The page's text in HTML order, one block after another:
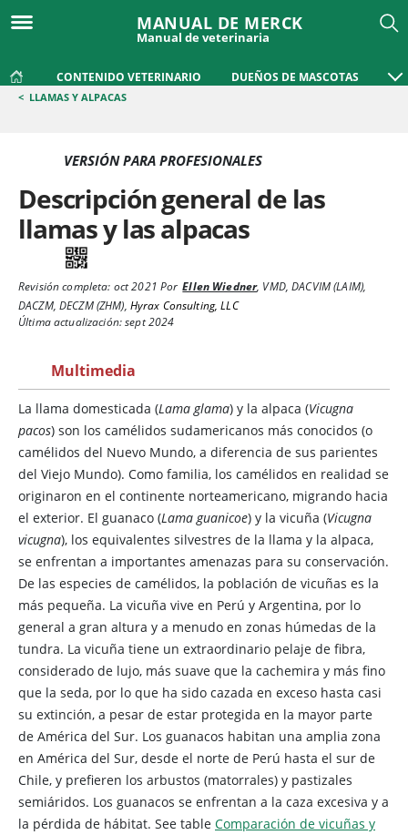
MANUAL DE MERCK
Manual de veterinaria
CONTENIDO VETERINARIO DUEÑOS DE MASCOTAS
< LLAMAS Y ALPACAS
VERSIÓN PARA PROFESIONALES
Descripción general de las
llamas y las alpacas
Revisión completa: oct 2021 Por Ellen Wiedner, VMD, DACVIM (LAIM),
DACZM, DECZM (ZHM), Hyrax Consulting, LLC
Última actualización: sept 2024
Multimedia
La llama domesticada (Lama glama) y la alpaca (Vicugna
pacos) son los camélidos sudamericanos más conocidos (o
camélidos del Nuevo Mundo, a diferencia de sus parientes
del Viejo Mundo). Como familia, los camélidos en realidad se
originaron en el continente norteamericano, migrando hacia
el exterior. El guanaco (Lama guanicoe) y la vicuña (Vicugna
vicugna), los equivalentes silvestres de la llama y la alpaca,
se enfrentan a importantes amenazas para su conservación.
De las especies de camélidos, la población de vicuñas es la
más pequeña. La vicuña vive en Perú y Argentina, por lo
general a gran altura y a menudo en zonas húmedas de la
tundra. La vicuña tiene un extraordinario pelaje de fibra,
considerado de lujo, más suave que la cachemira y más fino
que la seda, por lo que ha sido cazada en exceso hasta casi
su extinción, a pesar de estar protegida en la mayor parte
de América del Sur. Los guanacos habitan una amplia zona
en América del Sur, desde el norte de Perú hasta el sur de
Chile, y prefieren los arbustos (matorrales) y pastizales
semiáridos. Los guanacos se enfrentan a la caza excesiva y a
la pérdida de hábitat. See table Comparación de vicuñas y